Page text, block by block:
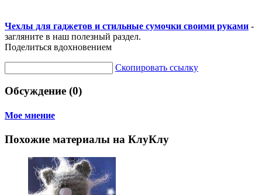
Чехлы для гаджетов и стильные сумочки своими руками -
загляните в наш полезный раздел.
Поделиться вдохновением
Скопировать ссылку
Обсуждение (0)
Мое мнение
Похожие материалы на КлуКлу